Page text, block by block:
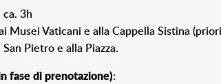
ca. 3h
Musei Vaticani e alla Cappella Sistina
Pietro e alla Piazza.
fase di prenotazione):